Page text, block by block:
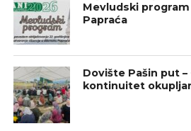
Mevludski
Papraća
Dovište Pašin put
kontinuitet